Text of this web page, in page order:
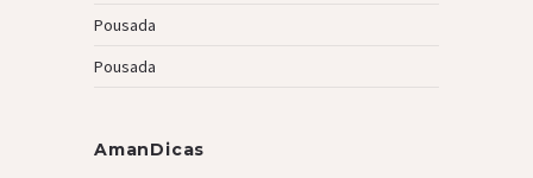
Pousada
Pousada
AmanDicas